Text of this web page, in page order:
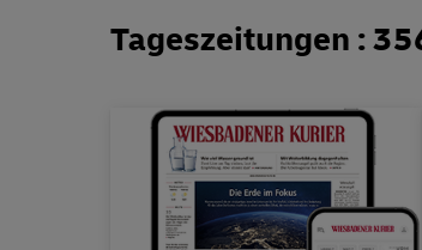
Tageszeitungen :